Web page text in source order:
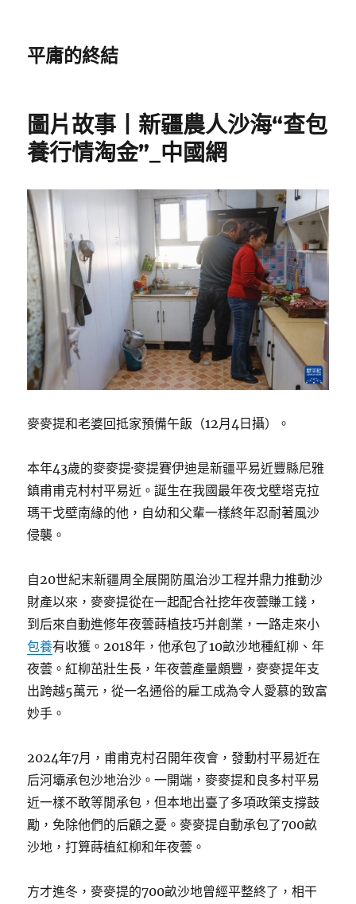
平庸的終結
圖片故事丨新疆農人沙海“查包
養行情淘金”_中國網
麥麥提和老婆回抵家預備午飯（12月4日攝）。
本年43歲的麥麥提·麥提賽伊迪是新疆平易近豐縣尼雅
鎮甫甫克村村平易近。誕生在我國最年夜戈壁塔克拉
瑪干戈壁南緣的他，自幼和父輩一樣終年忍耐著風沙
侵襲。
自20世紀末新疆周全展開防風治沙工程并鼎力推動沙
財產以來，麥麥提從在一起配合社挖年夜蕓賺工錢，
到后來自動進修年夜蕓蒔植技巧并創業，一路走來小
包養有收獲。2018年，他承包了10畝沙地種紅柳、年
夜蕓。紅柳茁壯生長，年夜蕓產量頗豐，麥麥提年支
出跨越5萬元，從一名通俗的雇工成為令人愛慕的致富
妙手。
2024年7月，甫甫克村召開年夜會，發動村平易近在
后河壩承包沙地治沙。一開端，麥麥提和良多村平易
近一樣不敢等閒承包，但本地出臺了多項政策支撐鼓
勵，免除他們的后顧之憂。麥麥提自動承包了700畝
沙地，打算蒔植紅柳和年夜蕓。
方才進冬，麥麥提的700畝沙地曾經平整終了，相干